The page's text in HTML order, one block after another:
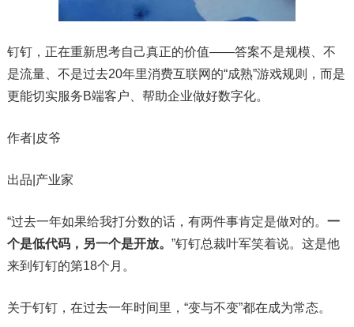
​钉钉，正在重新思考自己真正的价值——答案不是规模、不
是流量、不是过去20年里消费互联网的“成熟”游戏规则，而是
更能切实服务B端客户、帮助企业做好数字化。
作者|皮爷
出品|产业家
“过去一年如果给我打分数的话，有两件事肯定是做对的。 一
个是低代码，另一个是开放。 ”钉钉总裁叶军笑着说。这是他
来到钉钉的第18个月。
关于钉钉，在过去一年时间里，“变与不变”都在成为常态。